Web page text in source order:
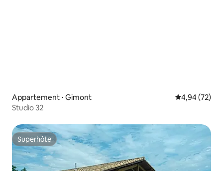
Appartement ⋅ Gimont Évaluation
4,94 (72)
Studio 32
Superhôte
Superhôte